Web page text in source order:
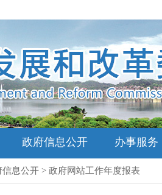
政府信息公开 办事服务
信息公开 > 政府网站工作年度报表